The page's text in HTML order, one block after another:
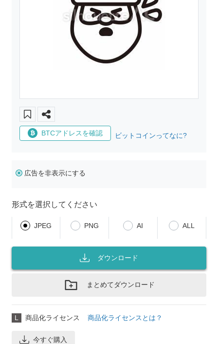
BTCアドレスを確認 ビットコインってなに?
広告を非表示にする
形式を選択してください
JPEG PNG AI ALL
ダウンロード
まとめてダウンロード
L 商品化ライセンス 商品化ライセンスとは？
今すぐ購入